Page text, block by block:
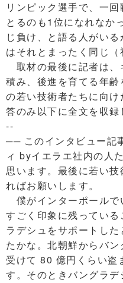
リンピック選手で、一
とるのも1位になれなか
じ負け、と語る人がい
はそれとまったく同じ（
取材の最後に記者は、
積み、後進を育てる年
の若い技術者たちに向
答のみ以下に全文を収録
--
── このインタビュー記
ィ byイエラエ社内の人
思います。最後に若い
ればお願いします。
僕がインターポールで
すごく印象に残ってい
ラデシュをサポートし
たかな。北朝鮮からバ
受けて 80 億円くらい盗
す。そのときバングラ